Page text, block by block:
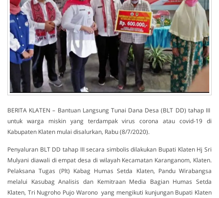
BERITA KLATEN – Bantuan Langsung Tunai Dana Desa (BLT DD) tahap III
untuk warga miskin yang terdampak virus corona atau covid-19 di
Kabupaten Klaten mulai disalurkan, Rabu (8/7/2020).
Penyaluran BLT DD tahap III secara simbolis dilakukan Bupati Klaten Hj Sri
Mulyani diawali di empat desa di wilayah Kecamatan Karanganom, Klaten.
Pelaksana Tugas (Plt) Kabag Humas Setda Klaten, Pandu Wirabangsa
melalui Kasubag Analisis dan Kemitraan Media Bagian Humas Setda
Klaten, Tri Nugroho Pujo Warono yang mengikuti kunjungan Bupati Klaten